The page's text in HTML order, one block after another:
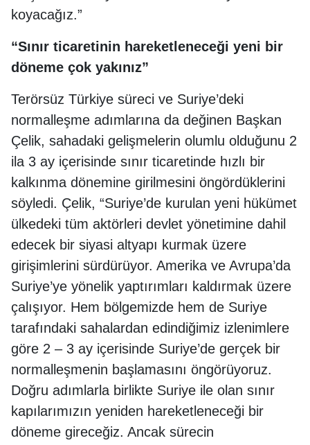
koyacağız.”
“Sınır ticaretinin hareketleneceği yeni bir
döneme çok yakınız”
Terörsüz Türkiye süreci ve Suriye’deki
normalleşme adımlarına da değinen Başkan
Çelik, sahadaki gelişmelerin olumlu olduğunu 2
ila 3 ay içerisinde sınır ticaretinde hızlı bir
kalkınma dönemine girilmesini öngördüklerini
söyledi. Çelik, “Suriye’de kurulan yeni hükümet
ülkedeki tüm aktörleri devlet yönetimine dahil
edecek bir siyasi altyapı kurmak üzere
girişimlerini sürdürüyor. Amerika ve Avrupa’da
Suriye’ye yönelik yaptırımları kaldırmak üzere
çalışıyor. Hem bölgemizde hem de Suriye
tarafındaki sahalardan edindiğimiz izlenimlere
göre 2 – 3 ay içerisinde Suriye’de gerçek bir
normalleşmenin başlamasını öngörüyoruz.
Doğru adımlarla birlikte Suriye ile olan sınır
kapılarımızın yeniden hareketleneceği bir
döneme gireceğiz. Ancak sürecin